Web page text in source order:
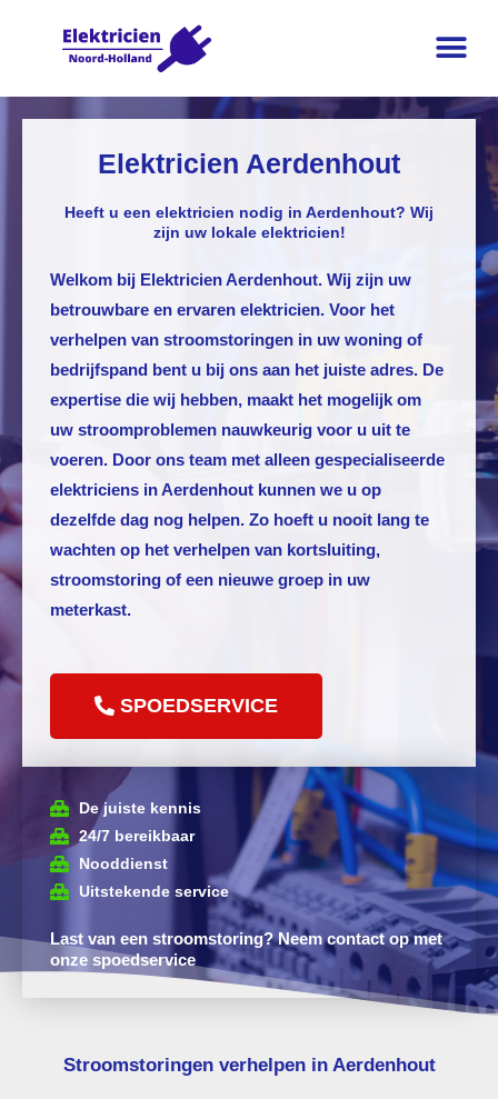
Elektricien Aerdenhout
Heeft u een elektricien nodig in Aerdenhout? Wij
zijn uw lokale elektricien!
Welkom bij Elektricien Aerdenhout. Wij zijn uw
betrouwbare en ervaren elektricien. Voor het
verhelpen van stroomstoringen in uw woning of
bedrijfspand bent u bij ons aan het juiste adres. De
expertise die wij hebben, maakt het mogelijk om
uw stroomproblemen nauwkeurig voor u uit te
voeren. Door ons team met alleen gespecialiseerde
elektriciens in Aerdenhout kunnen we u op
dezelfde dag nog helpen. Zo hoeft u nooit lang te
wachten op het verhelpen van kortsluiting,
stroomstoring of een nieuwe groep in uw
meterkast.
SPOEDSERVICE
De juiste kennis
24/7 bereikbaar
Nooddienst
Uitstekende service
Last van een stroomstoring? Neem contact op met
onze spoedservice
Stroomstoringen verhelpen in Aerdenhout